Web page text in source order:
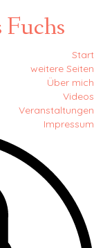
Start
weitere Seiten
Über mich
Videos
Veranstaltungen
Impressum